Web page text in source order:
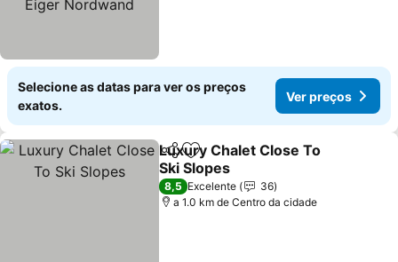
Selecione as datas para ver os preços
exatos.
Ver preços
PartilharAdicionar aos favoritos
Luxury Chalet Close To
Ski Slopes
8,5 Excelente
36
a 1.0 km de Centro da cidade